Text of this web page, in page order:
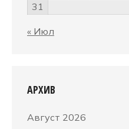
31
« Июл
АРХИВ
Август 2026